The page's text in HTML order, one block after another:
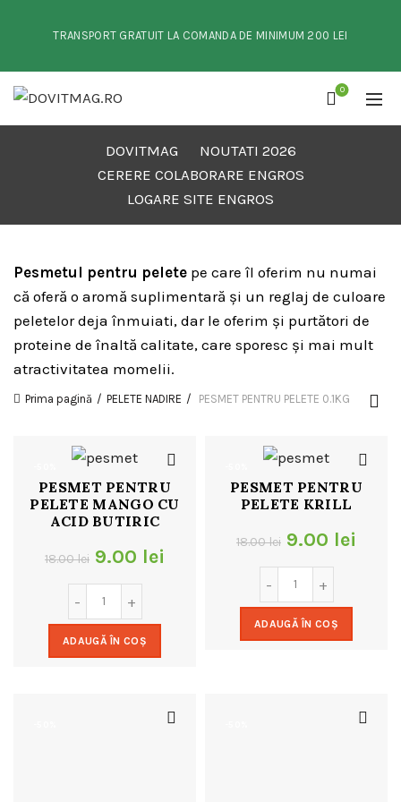
TRANSPORT GRATUIT LA COMANDA DE MINIMUM 200 LEI
0
DOVITMAG
NOUTATI 2026
CERERE COLABORARE ENGROS
LOGARE SITE ENGROS
Pesmetul pentru pelete pe care îl oferim nu numai
că oferă o aromă suplimentară și un reglaj de culoare
peletelor deja înmuiati, dar le oferim și purtători de
proteine ​​de înaltă calitate, care sporesc și mai mult
atractivitatea momelii.
Prima pagină PELETE NADIRE PESMET PENTRU PELETE 0.1KG
PESMET PENTRU
PELETE MANGO CU
ACID BUTIRIC
18.00lei Prețul
inițial
a
fost:
9.00 lei
ADAUGĂ ÎN COȘ
PESMET PENTRU
PELETE KRILL
18.00lei Prețul
inițial
a
fost:
9.00 lei
ADAUGĂ ÎN COȘ